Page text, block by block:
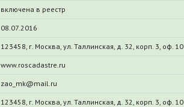
включена в реестр
08.07.2016
123458, г. Москва, ул. Таллинская, д. 32, корп. 3, оф. 10
www.roscadastre.ru
zao_mk@mail.ru
123458, г. Москва, ул. Таллинская, д. 32, корп. 3, оф. 10